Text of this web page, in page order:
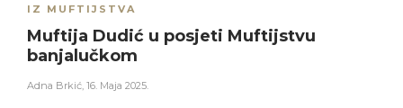
IZ MUFTIJSTVA
Muftija Dudić u posjeti Muftijstvu
banjalučkom
Adna Brkić, 16. Maja 2025.